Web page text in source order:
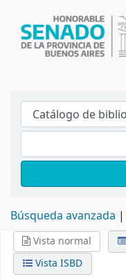
Búsqueda avanzada
Vista normal
Vista ISBD